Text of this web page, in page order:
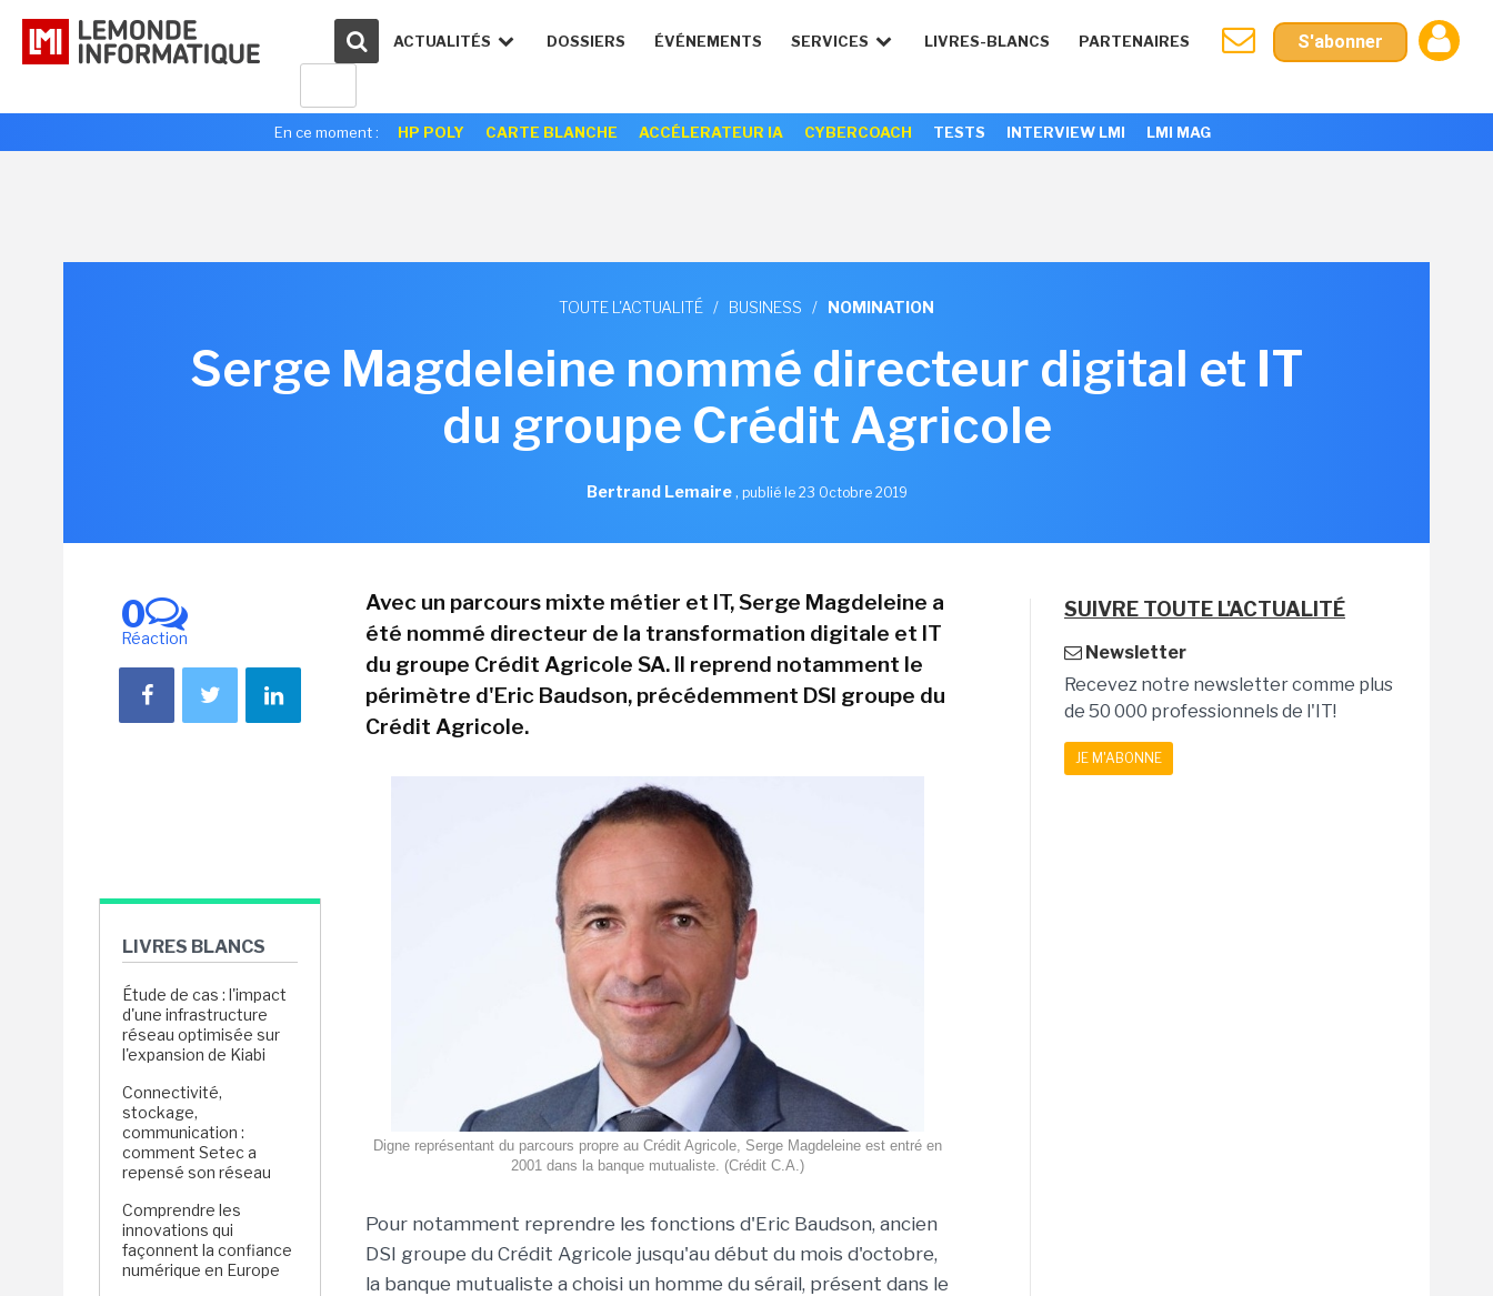
ACTUALITÉS DOSSIERS ÉVÉNEMENTS SERVICES LIVRES-BLANCS PARTENAIRES S'abonner
En ce moment : HP POLY CARTE BLANCHE ACCÉLERATEUR IA CYBERCOACH TESTS INTERVIEW LMI LMI MAG
TOUTE L'ACTUALITÉ / BUSINESS / NOMINATION
Serge Magdeleine nommé directeur digital et IT
du groupe Crédit Agricole
Bertrand Lemaire, publié le 23 Octobre 2019
0
Réaction
LIVRES BLANCS
Étude de cas : l'impact
d'une infrastructure
réseau optimisée sur
l'expansion de Kiabi
Connectivité,
stockage,
communication :
comment Setec a
repensé son réseau
Comprendre les
innovations qui
façonnent la confiance
numérique en Europe
Avec un parcours mixte métier et IT, Serge Magdeleine a
été nommé directeur de la transformation digitale et IT
du groupe Crédit Agricole SA. Il reprend notamment le
périmètre d'Eric Baudson, précédemment DSI groupe du
Crédit Agricole.
Digne représentant du parcours propre au Crédit Agricole, Serge Magdeleine est entré en
2001 dans la banque mutualiste. (Crédit C.A.)
Pour notamment reprendre les fonctions d'Eric Baudson, ancien
DSI groupe du Crédit Agricole jusqu'au début du mois d'octobre,
la banque mutualiste a choisi un homme du sérail, présent dans le
SUIVRE TOUTE L'ACTUALITÉ
Newsletter
Recevez notre newsletter comme plus
de 50 000 professionnels de l'IT!
JE M'ABONNE